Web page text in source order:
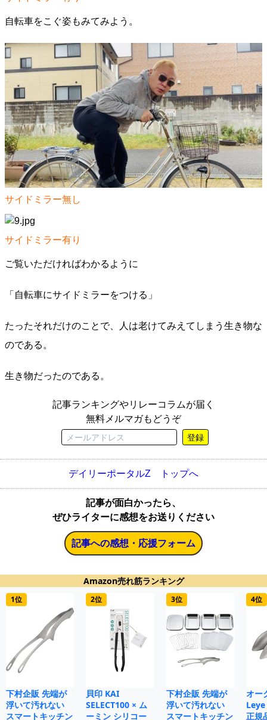
自転車をこぐ姿もみてみよう。
サイドミラー無し
サイドミラー有り
ご覧いただければわかるように
「自転車にサイドミラーをつける」
たったそれだけのことで、人は老けてみえてしまう生き物な
のである。
生き物だったのである。
記事ランキングやリレーコラムが届く
無料メルマガもどうぞ
登録
デイリーポータルZ トップへ
記事が面白かったら、
ぜひライターに感想をお送りください
記事への感想・応援フォーム
Amazon売れ筋ランキング
1位
下村企販 先端が
浮いて汚れない
スマートキッチン
2位
貝印 KAI
SELECT100 × ム
ーミン シリコー
3位
下村企販 先端が
浮いて汚れない
スマートキッチン
4位
オー
正規